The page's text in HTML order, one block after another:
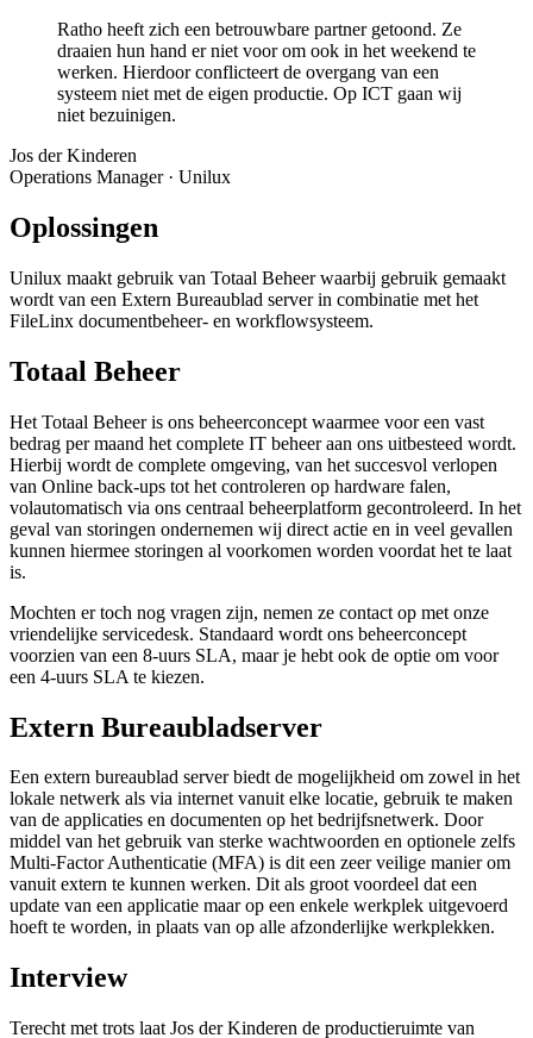
Ratho heeft zich een betrouwbare partner getoond. Ze
draaien hun hand er niet voor om ook in het weekend te
werken. Hierdoor conflicteert de overgang van een
systeem niet met de eigen productie. Op ICT gaan wij
niet bezuinigen.
Jos der Kinderen
Operations Manager · Unilux
Oplossingen
Unilux maakt gebruik van Totaal Beheer waarbij gebruik gemaakt
wordt van een Extern Bureaublad server in combinatie met het
FileLinx documentbeheer- en workflowsysteem.
Totaal Beheer
Het Totaal Beheer is ons beheerconcept waarmee voor een vast
bedrag per maand het complete IT beheer aan ons uitbesteed wordt.
Hierbij wordt de complete omgeving, van het succesvol verlopen
van Online back-ups tot het controleren op hardware falen,
volautomatisch via ons centraal beheerplatform gecontroleerd. In het
geval van storingen ondernemen wij direct actie en in veel gevallen
kunnen hiermee storingen al voorkomen worden voordat het te laat
is.
Mochten er toch nog vragen zijn, nemen ze contact op met onze
vriendelijke servicedesk. Standaard wordt ons beheerconcept
voorzien van een 8-uurs SLA, maar je hebt ook de optie om voor
een 4-uurs SLA te kiezen.
Extern Bureaubladserver
Een extern bureaublad server biedt de mogelijkheid om zowel in het
lokale netwerk als via internet vanuit elke locatie, gebruik te maken
van de applicaties en documenten op het bedrijfsnetwerk. Door
middel van het gebruik van sterke wachtwoorden en optionele zelfs
Multi-Factor Authenticatie (MFA) is dit een zeer veilige manier om
vanuit extern te kunnen werken. Dit als groot voordeel dat een
update van een applicatie maar op een enkele werkplek uitgevoerd
hoeft te worden, in plaats van op alle afzonderlijke werkplekken.
Interview
Terecht met trots laat Jos der Kinderen de productieruimte van